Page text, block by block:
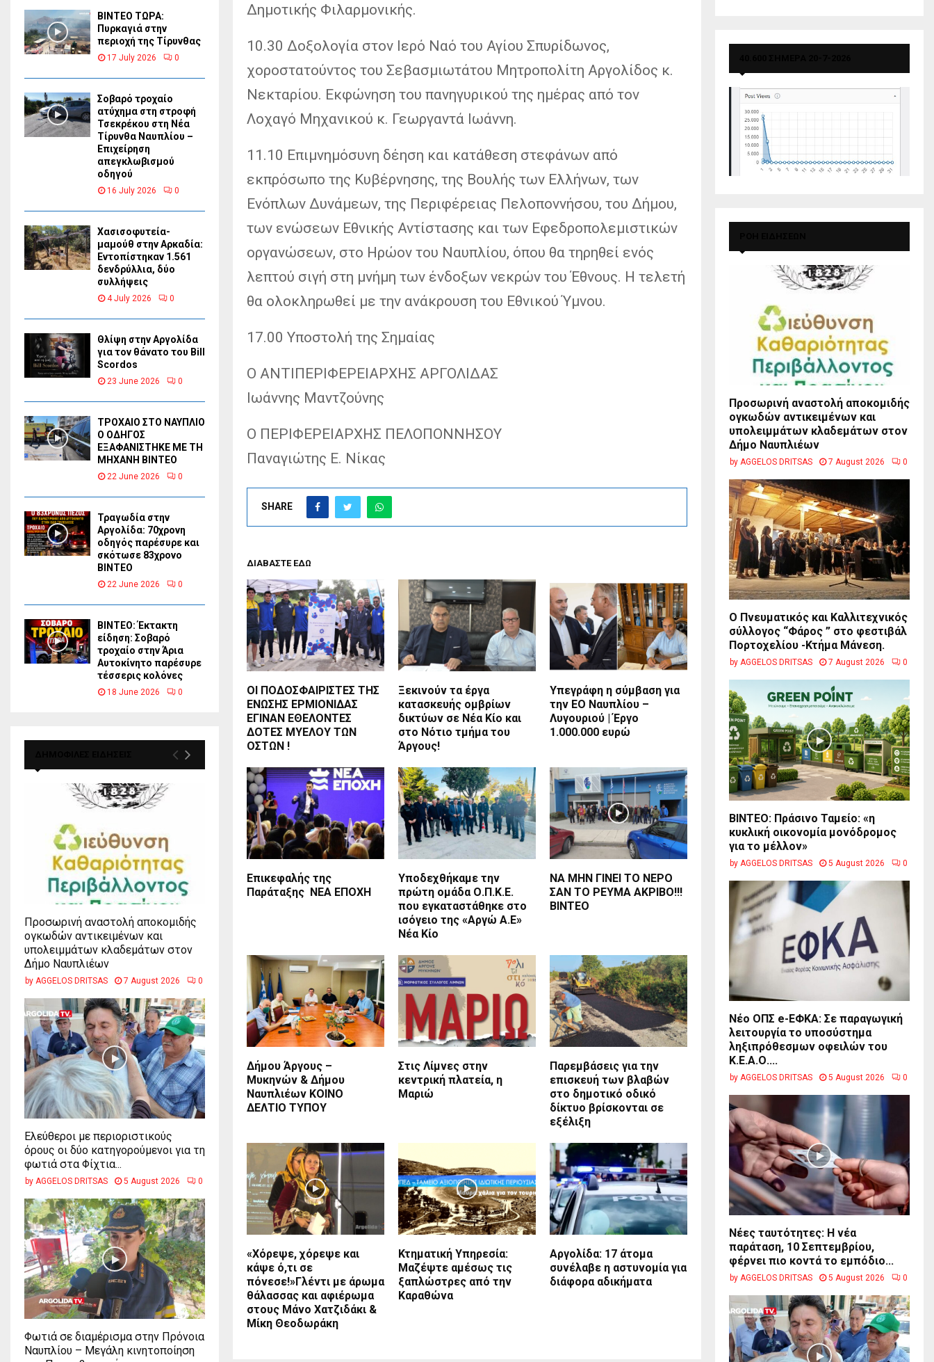
Δημοτικής Φιλαρμονικής.
10.30 Δοξολογία στον Ιερό Ναό του Αγίου Σπυρίδωνος,
χοροστατούντος του Σεβασμιωτάτου Μητροπολίτη Αργολίδος κ.
Νεκταρίου. Εκφώνηση του πανηγυρικού της ημέρας από τον
Λοχαγό Μηχανικού κ. Γεωργαντά Ιωάννη.
11.10 Επιμνημόσυνη δέηση και κατάθεση στεφάνων από
εκπρόσωπο της Κυβέρνησης, της Βουλής των Ελλήνων, των
Ενόπλων Δυνάμεων, της Περιφέρειας Πελοποννήσου, του Δήμου,
των ενώσεων Εθνικής Αντίστασης και των Εφεδροπολεμιστικών
οργανώσεων, στο Ηρώον του Ναυπλίου, όπου θα τηρηθεί ενός
λεπτού σιγή στη μνήμη των ένδοξων νεκρών του Έθνους. Η τελετή
θα ολοκληρωθεί με την ανάκρουση του Εθνικού Ύμνου.
17.00 Υποστολή της Σημαίας
Ο ΑΝΤΙΠΕΡΙΦΕΡΕΙΑΡΧΗΣ ΑΡΓΟΛΙΔΑΣ
Ιωάννης Μαντζούνης
Ο ΠΕΡΙΦΕΡΕΙΑΡΧΗΣ ΠΕΛΟΠΟΝΝΗΣΟΥ
Παναγιώτης Ε. Νίκας
SHARE
ΔΙΑΒΑΣΤΕ ΕΔΩ
ΟΙ ΠΟΔΟΣΦΑΙΡΙΣΤΕΣ ΤΗΣ
ΕΝΩΣΗΣ ΕΡΜΙΟΝΙΔΑΣ
ΕΓΙΝΑΝ ΕΘΕΛΟΝΤΕΣ
ΔΟΤΕΣ ΜΥΕΛΟΥ ΤΩΝ
ΟΣΤΩΝ !
Ξεκινούν τα έργα
κατασκευής ομβρίων
δικτύων σε Νέα Κίο και
στο Νότιο τμήμα του
Άργους!
Υπεγράφη η σύμβαση για
την ΕΟ Ναυπλίου –
Λυγουριού | Έργο
1.000.000 ευρώ
Επικεφαλής της
Παράταξης ΝΕΑ ΕΠΟΧΗ
Υποδεχθήκαμε την
πρώτη ομάδα Ο.Π.Κ.Ε.
που εγκαταστάθηκε στο
ισόγειο της «Αργώ Α.Ε»
Νέα Κίο
ΝΑ ΜΗΝ ΓΙΝΕΙ ΤΟ ΝΕΡΟ
ΣΑΝ ΤΟ ΡΕΥΜΑ ΑΚΡΙΒΟ!!!
ΒΙΝΤΕΟ
Δήμου Άργους –
Μυκηνών & Δήμου
Ναυπλιέων ΚΟΙΝΟ
ΔΕΛΤΙΟ ΤΥΠΟΥ
Στις Λίμνες στην
κεντρική πλατεία, η
Μαριώ
Παρεμβάσεις για την
επισκευή των βλαβών
στο δημοτικό οδικό
δίκτυο βρίσκονται σε
εξέλιξη
«Χόρεψε, χόρεψε και
κάψε ό,τι σε
πόνεσε!»Γλέντι με άρωμα
θάλασσας και αφιέρωμα
στους Μάνο Χατζιδάκι &
Μίκη Θεοδωράκη
Κτηματική Υπηρεσία:
Μαζέψτε αμέσως τις
ξαπλώστρες από την
Καραθώνα
Αργολίδα: 17 άτομα
συνέλαβε η αστυνομία για
διάφορα αδικήματα
ΒΙΝΤΕΟ ΤΩΡΑ:
Πυρκαγιά στην
περιοχή της Τίρυνθας
17 July 2026 0
Σοβαρό τροχαίο
ατύχημα στη στροφή
Τσεκρέκου στη Νέα
Τίρυνθα Ναυπλίου –
Επιχείρηση
απεγκλωβισμού
οδηγού
16 July 2026 0
Χασισοφυτεία-
μαμούθ στην Αρκαδία:
Εντοπίστηκαν 1.561
δενδρύλλια, δύο
συλλήψεις
4 July 2026 0
Θλίψη στην Αργολίδα
για τον θάνατο του Bill
Scordos
23 June 2026 0
ΤΡΟΧΑΙΟ ΣΤΟ ΝΑΥΠΛΙΟ
Ο ΟΔΗΓΟΣ
ΕΞΑΦΑΝΙΣΤΗΚΕ ΜΕ ΤΗ
ΜΗΧΑΝΗ ΒΙΝΤΕΟ
22 June 2026 0
Τραγωδία στην
Αργολίδα: 70χρονη
οδηγός παρέσυρε και
σκότωσε 83χρονο
ΒΙΝΤΕΟ
22 June 2026 0
ΒΙΝΤΕΟ: Έκτακτη
είδηση: Σοβαρό
τροχαίο στην Άρια
Αυτοκίνητο παρέσυρε
τέσσερις κολόνες
18 June 2026 0
Προσωρινή αναστολή αποκομιδής
ογκωδών αντικειμένων και
υπολειμμάτων κλαδεμάτων στον
Δήμο Ναυπλιέων
by AGGELOS DRITSAS 7 August 2026 0
Ελεύθεροι με περιοριστικούς
όρους οι δύο κατηγορούμενοι για τη
φωτιά στα Φίχτια...
by AGGELOS DRITSAS 5 August 2026 0
Φωτιά σε διαμέρισμα στην Πρόνοια
Ναυπλίου – Μεγάλη κινητοποίηση
Προσωρινή αναστολή αποκομιδής
ογκωδών αντικειμένων και
υπολειμμάτων κλαδεμάτων στον
Δήμο Ναυπλιέων
by AGGELOS DRITSAS 7 August 2026 0
Ο Πνευματικός και Καλλιτεχνικός
σύλλογος “Φάρος ” στο φεστιβάλ
Πορτοχελίου -Κτήμα Μάνεση.
by AGGELOS DRITSAS 7 August 2026 0
BINTEO: Πράσινο Ταμείο: «η
κυκλική οικονομία μονόδρομος
για το μέλλον»
by AGGELOS DRITSAS 5 August 2026 0
Νέο ΟΠΣ e-ΕΦΚΑ: Σε παραγωγική
λειτουργία το υποσύστημα
ληξιπρόθεσμων οφειλών του
Κ.Ε.Α.Ο....
by AGGELOS DRITSAS 5 August 2026 0
Νέες ταυτότητες: Η νέα
παράταση, 10 Σεπτεμβρίου,
φέρνει πιο κοντά το εμπόδιο...
by AGGELOS DRITSAS 5 August 2026 0